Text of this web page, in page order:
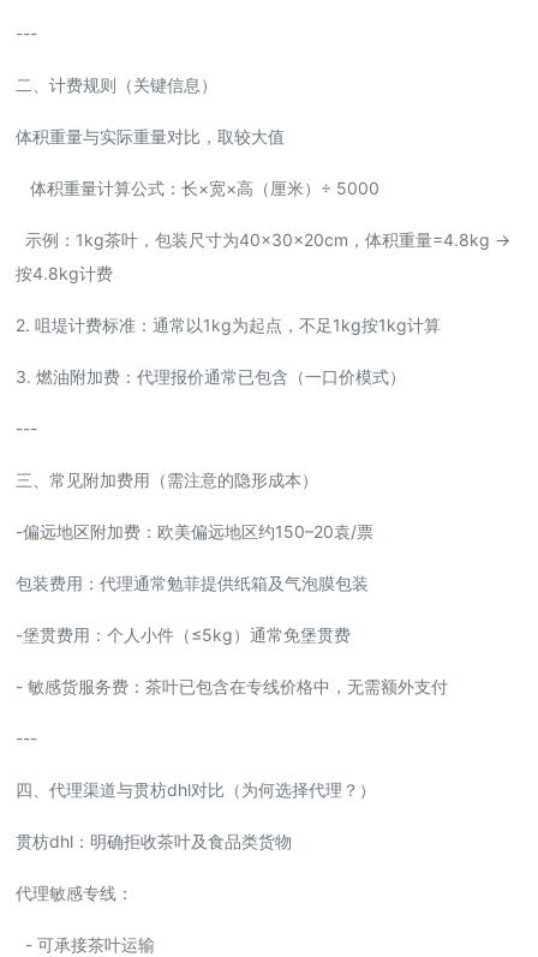
---
二、计费规则（关键信息）
体积重量与实际重量对比，取较大值
体积重量计算公式：长×宽×高（厘米）÷ 5000
示例：1kg茶叶，包装尺寸为40×30×20cm，体积重量=4.8kg →
按4.8kg计费
2. 咀堤计费标准：通常以1kg为起点，不足1kg按1kg计算
3. 燃油附加费：代理报价通常已包含（一口价模式）
---
三、常见附加费用（需注意的隐形成本）
-偏远地区附加费：欧美偏远地区约150–20袁/票
包装费用：代理通常勉菲提供纸箱及气泡膜包装
-堡贯费用：个人小件（≤5kg）通常免堡贯费
- 敏感货服务费：茶叶已包含在专线价格中，无需额外支付
---
四、代理渠道与贯枋dhl对比（为何选择代理？）
贯枋dhl：明确拒收茶叶及食品类货物
代理敏感专线：
- 可承接茶叶运输